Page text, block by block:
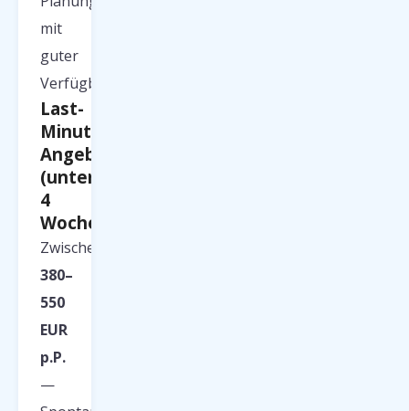
mit
guter
Verfügbarkeit.
Last-
Minute-
Angebote
(unter
4
Wochen)
Zwischen
380–
550
EUR
p.P.
—